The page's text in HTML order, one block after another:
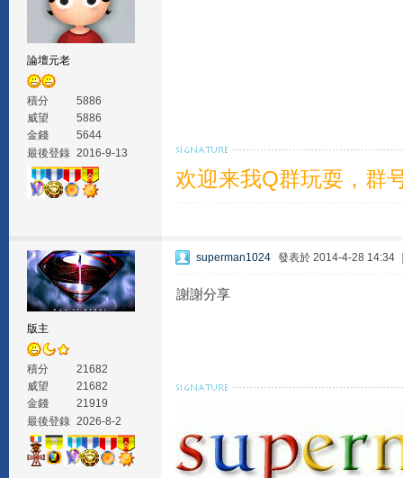
論壇元老
積分
5886
威望
5886
金錢
5644
最後登錄 2016-9-13
欢迎来我Q群玩耍，群
版主
積分
21682
威望
21682
金錢
21919
最後登錄 2026-8-2
superman1024 發表於 2014-4-28 14:34
謝謝分享